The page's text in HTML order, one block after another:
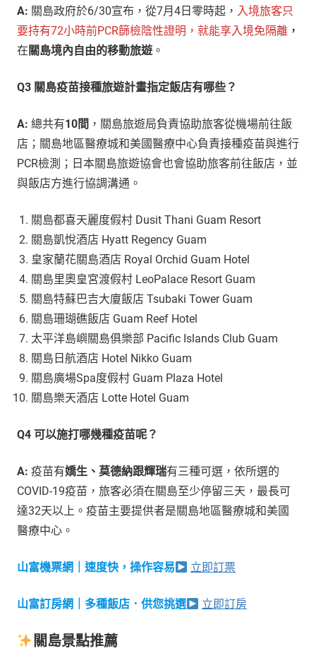
A: 關島政府於6/30宣布，從7月4日零時起， 入境旅客只
要持有72小時前PCR篩檢陰性證明，就能享入境免隔離 ，
在 關島境內自由的移動旅遊。
Q3 關島疫苗接種旅遊計畫指定飯店有哪些？
A: 總共有10間 ，關島旅遊局負責協助旅客從機場前往飯
店；關島地區醫療城和美國醫療中心負責接種疫苗與進行
PCR檢測；日本關島旅遊協會也會協助旅客前往飯店，並
與飯店方進行協調溝通。
關島都喜天麗度假村 Dusit Thani Guam Resort
關島凱悅酒店 Hyatt Regency Guam
皇家蘭花關島酒店 Royal Orchid Guam Hotel
關島里奧皇宮渡假村 LeoPalace Resort Guam
關島特蘇巴吉大廈飯店 Tsubaki Tower Guam
關島珊瑚礁飯店 Guam Reef Hotel
太平洋島嶼關島俱樂部 Pacific Islands Club Guam
關島日航酒店 Hotel Nikko Guam
關島廣場Spa度假村 Guam Plaza Hotel
關島樂天酒店 Lotte Hotel Guam
Q4 可以施打哪幾種疫苗呢？
A: 疫苗有嬌生、莫德納跟輝瑞有三種可選，依所選的
COVID-19疫苗，旅客必須在關島至少停留三天，最長可
達32天以上。疫苗主要提供者是關島地區醫療城和美國
醫療中心。
山富機票網｜速度快，操作容易 立即訂票
山富訂房網｜多種飯店．供您挑選 立即訂房
關島景點推薦